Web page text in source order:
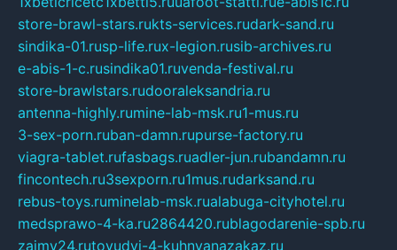
store-brawl-stars.rukts-services.rudark-sand.ru
sindika-01.rusp-life.rux-legion.rusib-archives.ru
e-abis-1-c.rusindika01.ruvenda-festival.ru
store-brawlstars.rudooraleksandria.ru
antenna-highly.rumine-lab-msk.ru1-mus.ru
3-sex-porn.ruban-damn.rupurse-factory.ru
viagra-tablet.rufasbags.ruadler-jun.rubandamn.ru
fincontech.ru3sexporn.ru1mus.rudarksand.ru
rebus-toys.ruminelab-msk.rualabuga-cityhotel.ru
medsprawo-4-ka.ru2864420.rublagodarenie-spb.ru
zajmy24.rutovudyi-4-kuhnyanazakaz.ru